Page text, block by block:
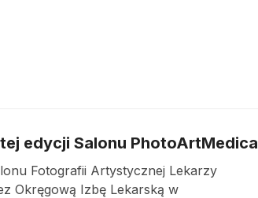
edycji Salonu PhotoArtMedica
Fotografii Artystycznej Lekarzy
Okręgową Izbę Lekarską w